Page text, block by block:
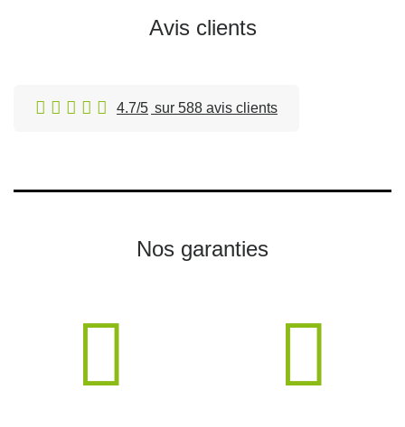
Avis clients
4.7/5 sur 588 avis clients
Nos garanties